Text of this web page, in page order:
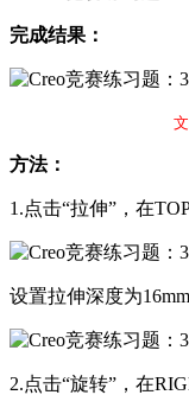
完成结果：
方法：
1.点击“拉伸”，在
设置拉伸深度为
2.点击“旋转”，在